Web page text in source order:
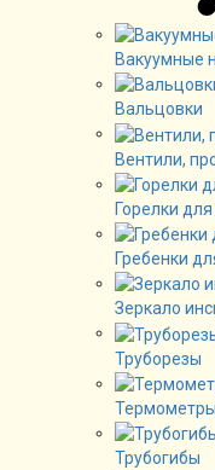
Вакуумные
Вальцовки
Вентили,
Горелки
Гребенки
Зеркало
Труборезы
Термометры
Трубогибы